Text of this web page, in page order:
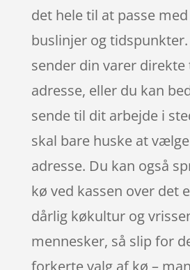
det hele til at passe
buslinjer og
sender din varer direkte
adresse, eller du kan
sende til dit arbejde i
skal bare huske at
adresse. Du kan også
kø ved kassen over det
dårlig køkultur og
mennesker, så slip for
forkerte valg af kø –